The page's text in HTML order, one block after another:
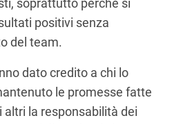
positivi senza
del team.
dato credito a chi lo
le promesse fatte
la responsabilità dei